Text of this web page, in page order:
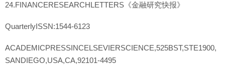
24.FINANCERESEARCHLETTERS《金融研究快报》
QuarterlyISSN:1544-6123
ACADEMICPRESSINCELSEVIERSCIENCE,525BST,STE1900,
SANDIEGO,USA,CA,92101-4495